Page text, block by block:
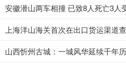
安徽潜山两车相撞 已致8人死亡3人
上海洋山海关首次在出口货运渠道
山西忻州古城：一城风华延续千年